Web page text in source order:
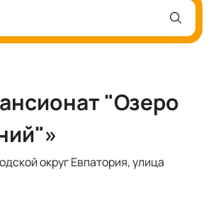
"Озеро
округ Евпатория, улица